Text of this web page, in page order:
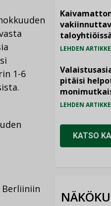
1-6
LEHDEN
pitäisi
LEHDEN
KATSO